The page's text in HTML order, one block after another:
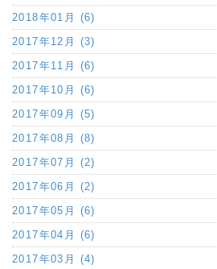
2018年01月 (6)
2017年12月 (3)
2017年11月 (6)
2017年10月 (6)
2017年09月 (5)
2017年08月 (8)
2017年07月 (2)
2017年06月 (2)
2017年05月 (6)
2017年04月 (6)
2017年03月 (4)